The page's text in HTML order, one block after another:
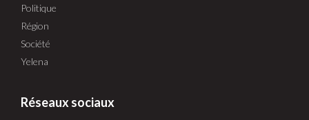
Politique
Région
Société
Yelena
Réseaux sociaux